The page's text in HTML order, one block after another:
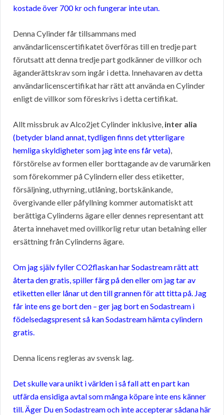
kostade över 700 kr och fungerar inte utan.
Denna Cylinder får tillsammans med
användarlicenscertifikatet överföras till en tredje part
förutsatt att denna tredje part godkänner de villkor och
äganderättskrav som ingår i detta. Innehavaren av detta
användarlicenscertifikat har rätt att använda en Cylinder
enligt de villkor som föreskrivs i detta certifikat.
Allt missbruk av Alco2jet Cylinder inklusive, inter alia
(betyder bland annat, tydligen finns det ytterligare
hemliga skyldigheter som jag inte ens får veta),
förstörelse av formen eller borttagande av de varumärken
som förekommer på Cylindern eller dess etiketter,
försäljning, uthyrning, utlåning, bortskänkande,
övergivande eller påfyllning kommer automatiskt att
berättiga Cylinderns ägare eller dennes representant att
återta innehavet med ovillkorlig retur utan betalning eller
ersättning från Cylinderns ägare.
Om jag själv fyller CO2flaskan har Sodastream rätt att
återta den gratis, spiller färg på den eller om jag tar av
etiketten eller lånar ut den till grannen för att titta på. Jag
får inte ens ge bort den – ger jag bort en Sodastream i
födelsedagspresent så kan Sodastream hämta cylindern
gratis.
Denna licens regleras av svensk lag.
Det skulle vara unikt i världen i så fall att en part kan
utfärda ensidiga avtal som många köpare inte ens känner
till. Äger Du en Sodastream och inte accepterar sådana här